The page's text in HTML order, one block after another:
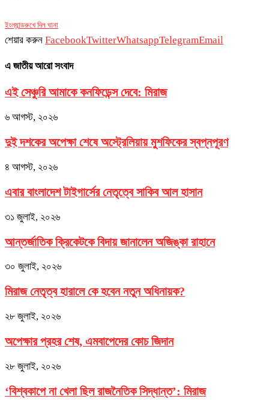
ইংল্যান্ডরুখে দিল ঘানা
শেয়ার করুন FacebookTwitterWhatsappTelegramEmail
এ জাতীয় আরো সংবাদ
এই সেঞ্চুরি আমাকে কনফিডেন্স দেবে: মিরাজ
৬ আগস্ট, ২০২৬
দুই দশকের অপেক্ষা শেষে অস্ট্রেলিয়ায় মুশফিকের স্বপ্নপূরণ
৪ আগস্ট, ২০২৬
এবার বাংলাদেশ টাইগার্সের নেতৃত্বে সাকিব আল হাসান
৩১ জুলাই, ২০২৬
আন্তর্জাতিক ক্রিকেটকে বিদায় জানালেন অজিঙ্কা রাহানে
৩০ জুলাই, ২০২৬
মিরাজ নেতৃত্ব হারালে কে হবেন নতুন অধিনায়ক?
২৮ জুলাই, ২০২৬
অপেক্ষার প্রহর শেষ, এমবাপেদের কোচ জিদান
২৮ জুলাই, ২০২৬
‘বিশ্বকাপে না খেলা ছিল রাজনৈতিক সিদ্ধান্ত’: মিরাজ